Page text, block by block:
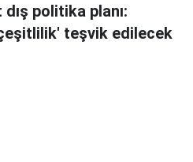
politika planı:
teşvik edilecek